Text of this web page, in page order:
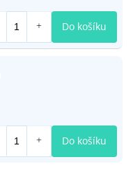
Do košíku
Do košíku